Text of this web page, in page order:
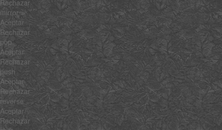
Rechazar
mirror
Aceptar
Rechazar
pop
Aceptar
Rechazar
push
Aceptar
Rechazar
reverse
Aceptar
Rechazar